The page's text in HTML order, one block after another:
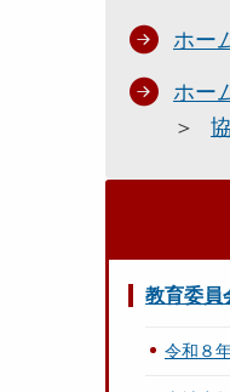
ホー
ホー
教育委員
令和８